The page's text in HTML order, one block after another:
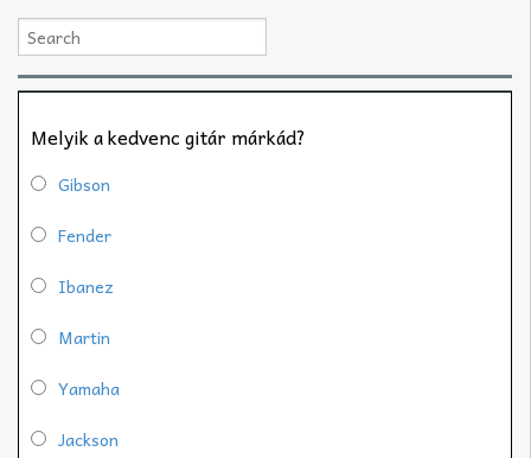
Melyik a kedvenc gitár márkád?
Gibson
Fender
Ibanez
Martin
Yamaha
Jackson